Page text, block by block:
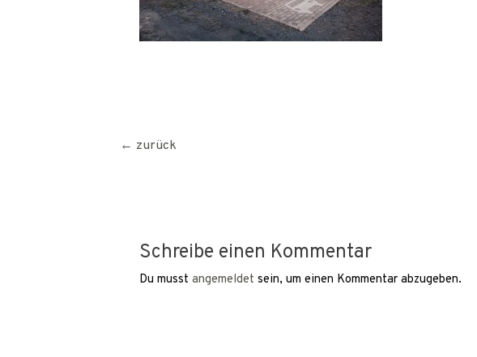
Beitragsnavigation
← zurück
Schreibe einen Kommentar
Du musstangemeldet sein, um einen Kommentar abzugeben.